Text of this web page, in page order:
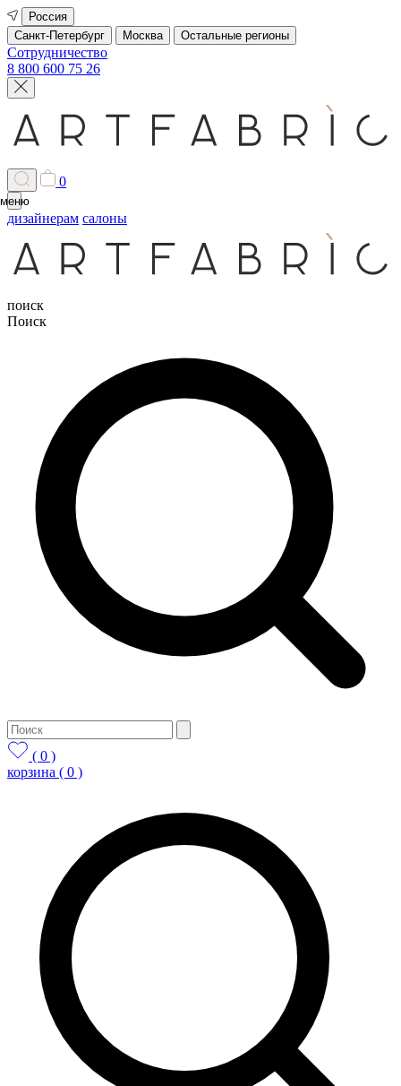
Россия
Санкт-Петербург
Москва Остальные регионы
Сотрудничество
8 800 600 75 26
0
меню
дизайнерам салоны
поиск
Поиск
( 0 )
корзина ( 0 )